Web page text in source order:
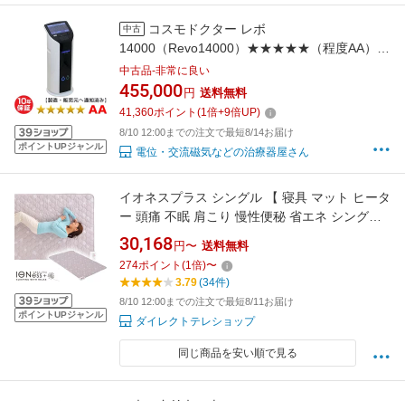
ポイントUPジャンル
中古
コスモドクター レボ
14000（Revo14000）★★★★★（程度AA）
10年保証 家庭用電位治療器（Revo-8-AA） 電
位テラピー けんこうテーブル365 ※t．
CURE 14000（ティーキュア14000）
PRESENSE（プレセンス）の前モデル※
中古品-非常に良い
455,000 円 送料無料
41,360ポイント (1倍+9倍UP)
8/10 12:00までの注文で最短8/14お届け
電位・交流磁気などの治療器屋さん
ポイントUPジャンル
イオネスプラス シングル 【 寝具 マット ヒータ
ー 頭痛 不眠 肩こり 慢性便秘 省エネ シングル
電位治療器 電位治療 テレビショッピング テレ
ビ通販 】
30,168 円〜 送料無料
274ポイント (1倍)〜
3.79(34件)
8/10 12:00までの注文で最短8/11お届け
ダイレクトテレショップ
同じ商品を安い順で見る